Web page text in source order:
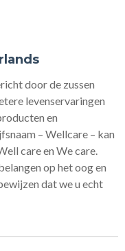
door de zussen
levenservaringen
en
– Wellcare – kan
care en We care.
op het oog en
dat we u echt